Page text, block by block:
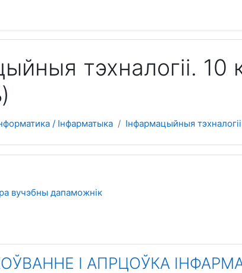
тэхналогіі. 10
/ Інфарматыка Інфармацыйныя
план
вучэбны дапаможнік
Форум
І АПРЦОЎКА